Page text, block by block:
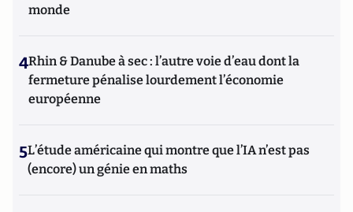
monde
4Rhin & Danube à sec : l’autre voie d’eau dont la
fermeture pénalise lourdement l’économie
européenne
5L’étude américaine qui montre que l’IA n’est pas
(encore) un génie en maths